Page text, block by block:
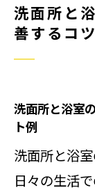
洗面所と
善するコツ
洗面所と浴室
ト例
洗面所と浴
日々の生活